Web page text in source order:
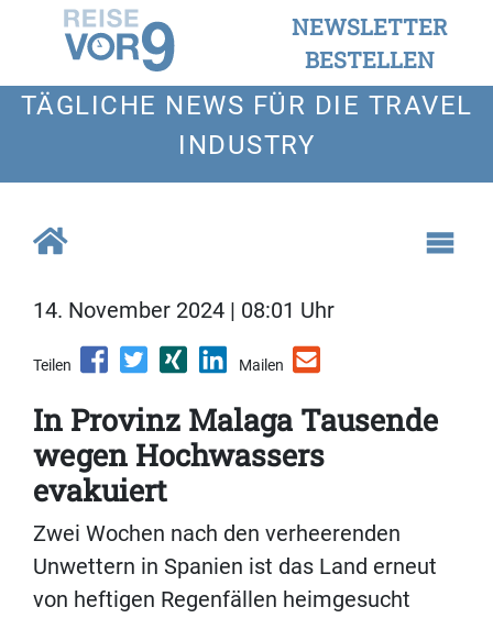
NEWSLETTER
BESTELLEN
TÄGLICHE NEWS FÜR DIE TRAVEL
INDUSTRY
14. November 2024 | 08:01 Uhr
Teilen Mailen
In Provinz Malaga Tausende
wegen Hochwassers
evakuiert
Zwei Wochen nach den verheerenden
Unwettern in Spanien ist das Land erneut
von heftigen Regenfällen heimgesucht